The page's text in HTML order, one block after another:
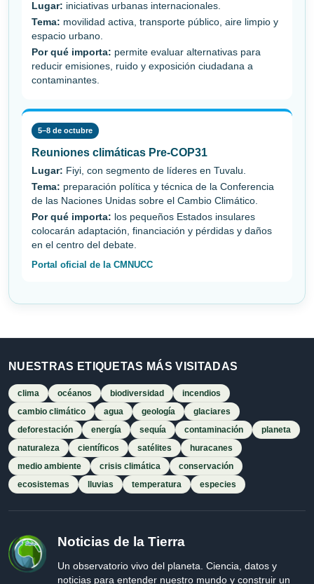
Lugar: iniciativas urbanas internacionales.
Tema: movilidad activa, transporte público, aire limpio y
espacio urbano.
Por qué importa: permite evaluar alternativas para
reducir emisiones, ruido y exposición ciudadana a
contaminantes.
5–8 de octubre
Reuniones climáticas Pre-COP31
Lugar: Fiyi, con segmento de líderes en Tuvalu.
Tema: preparación política y técnica de la Conferencia
de las Naciones Unidas sobre el Cambio Climático.
Por qué importa: los pequeños Estados insulares
colocarán adaptación, financiación y pérdidas y daños
en el centro del debate.
Portal oficial de la CMNUCC
NUESTRAS ETIQUETAS MÁS VISITADAS
clima océanos biodiversidad
incendios
cambio climático
agua geología
glaciares
deforestación
energía sequía contaminación
planeta
naturaleza
científicos satélites
huracanes
medio ambiente
crisis climática
conservación
ecosistemas
lluvias temperatura especies
Noticias de la Tierra
Un observatorio vivo del planeta. Ciencia, datos y
noticias para entender nuestro mundo y construir un